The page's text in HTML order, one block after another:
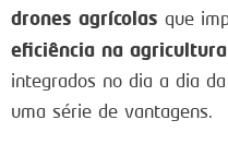
drones agrícolas que
eficiência na agricultura
integrados no dia a dia
uma série de vantagens.